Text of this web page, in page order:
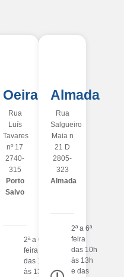
Oeiras
Rua
Luís
Tavares
nº 17
2740-
315
Porto
Salvo
2ª a 6ª
feira
das 10h
às 13h
Almada
Rua
Salgueiro
Maia n
21 D
2805-
323
Almada
2ª a 6ª
feira
das 10h
às 13h
e das